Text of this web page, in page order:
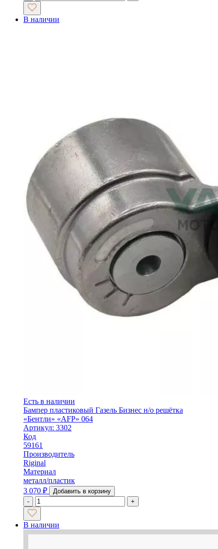
В наличии
Есть в наличии
Бампер пластиковый Газель Бизнес н/о решётка
«Бентли» «AFP» 064
Артикул: 3302
Код
59161
Производитель
Riginal
Материал
металл/пластик
3 070 ₽
Добавить в корзину
-
+
В наличии